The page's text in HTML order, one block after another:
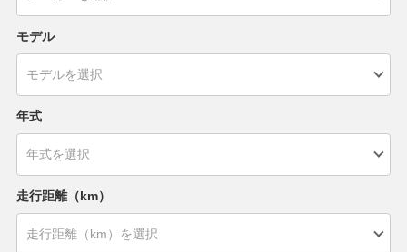
モデル
年式
走行距離（km）